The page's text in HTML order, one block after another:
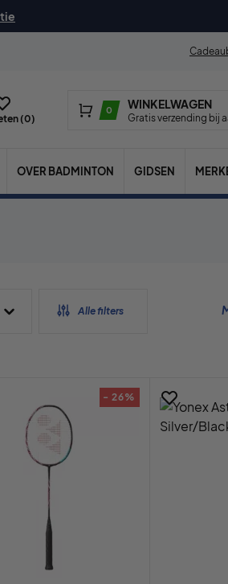
(0)
0 WINKELWAGEN
Gratis verzending bij
OVER BADMINTON GIDSEN
Alle filters
- 26%